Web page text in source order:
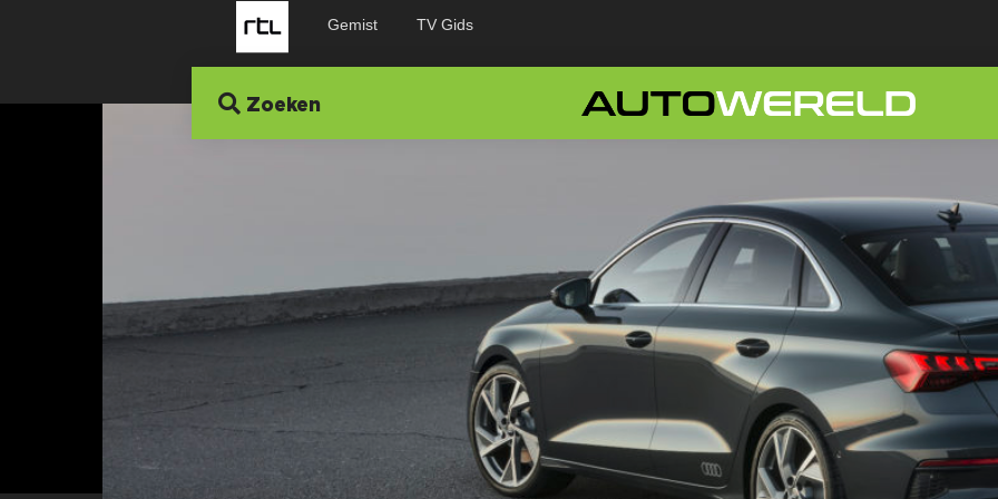
Gemist TV Gids
Zoeken